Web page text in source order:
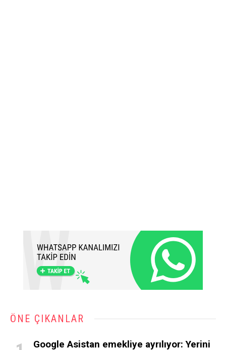
ÖNE ÇIKANLAR
Google Asistan emekliye ayrılıyor: Yerini